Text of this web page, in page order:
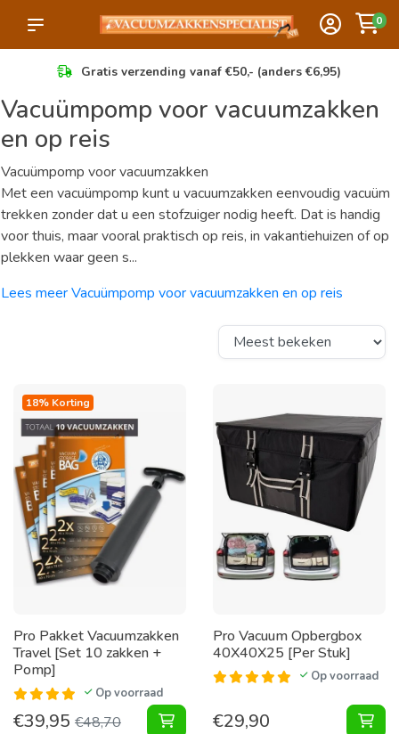
0
Gratis verzending vanaf €50,- (anders €6,95)
Vacuümpomp voor vacuumzakken
en op reis
Vacuümpomp voor vacuumzakken
Met een vacuümpomp kunt u vacuumzakken eenvoudig vacuüm
trekken zonder dat u een stofzuiger nodig heeft. Dat is handig
voor thuis, maar vooral praktisch op reis, in vakantiehuizen of op
plekken waar geen s...
Lees meer Vacuümpomp voor vacuumzakken en op reis
18% Korting
Pro Pakket Vacuumzakken
Travel [Set 10 zakken +
Pomp]
Op voorraad
€39,95 €48,70 Pakket Vacuumzakken Travel [Set
Pro Vacuum Opbergbox
40X40X25 [Per Stuk]
Op voorraad
€29,90